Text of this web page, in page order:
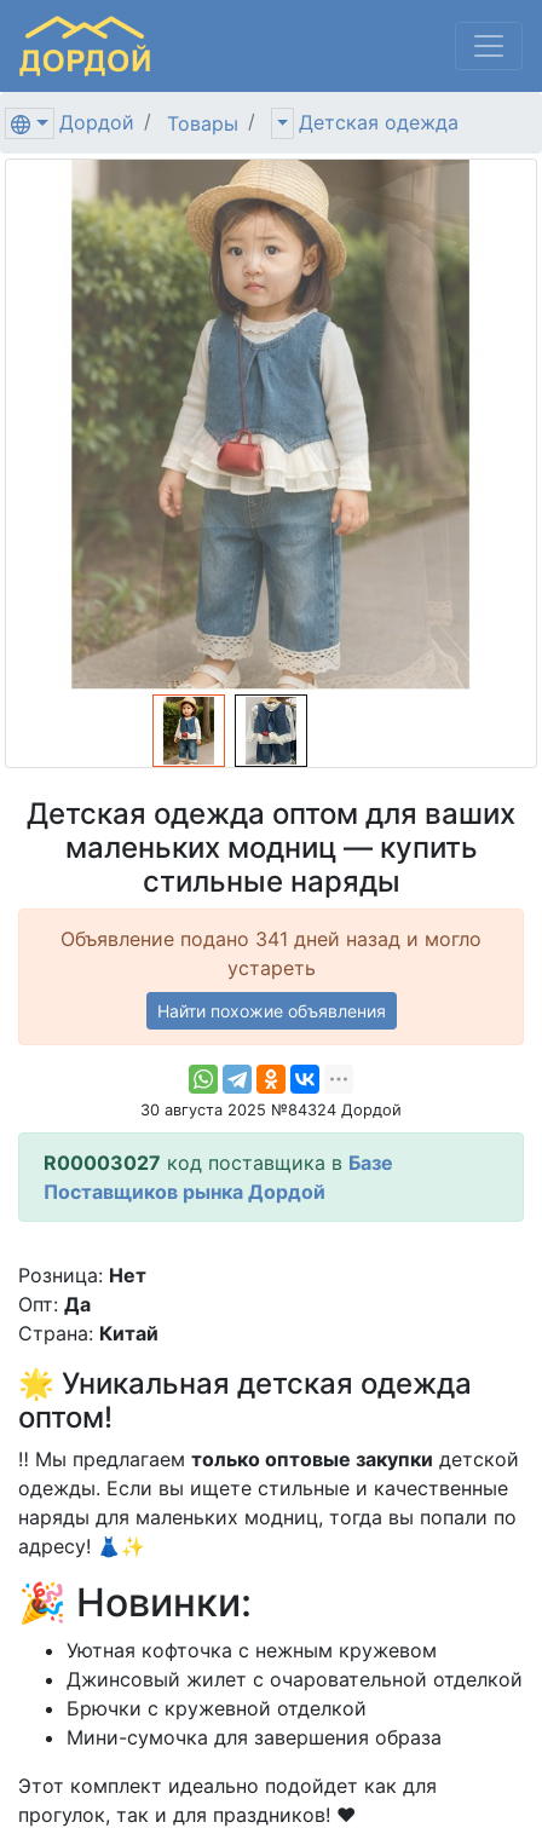
Дордой Товары Детская одежда
Детская одежда оптом для ваших
маленьких модниц — купить
стильные наряды
Объявление подано 341 дней назад и могло
устареть
Найти похожие объявления
30 августа 2025 №84324 Дордой
R00003027 код поставщика в Базе
Поставщиков рынка Дордой
Розница: Нет
Опт: Да
Страна: Китай
🌟 Уникальная детская одежда
оптом!
‼️ Мы предлагаем только оптовые закупки детской
одежды. Если вы ищете стильные и качественные
наряды для маленьких модниц, тогда вы попали по
адресу! 👗✨
🎉 Новинки:
Уютная кофточка с нежным кружевом
Джинсовый жилет с очаровательной отделкой
Брючки с кружевной отделкой
Мини-сумочка для завершения образа
Этот комплект идеально подойдет как для
прогулок, так и для праздников! ❤️